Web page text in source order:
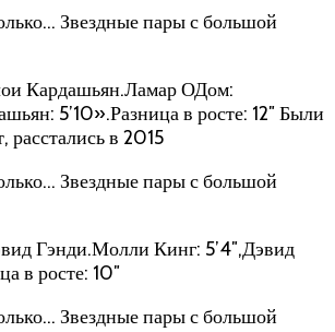
Кардашьян.Ламар ОДом:
5’10».Разница в росте: 12″ Были
расстались в 2015
Гэнди.Молли Кинг: 5’4″,Дэвид
в росте: 10″